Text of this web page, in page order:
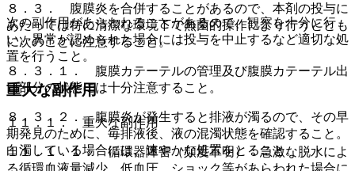
８．３． 腹膜炎を合併することがあるので、本剤の投与に
あたっては特に清潔な環境下で無菌的操作により行うととも
に次のことに注意すること。
８．３．１． 腹膜カテーテルの管理及び腹膜カテーテル出
口部分の状態には十分注意すること。
８．３．２． 腹膜炎が発生すると排液が濁るので、その早
期発見のために、毎排液後、液の混濁状態を確認すること。
白濁している場合には、速やかな処置をとること。
次の副作用があらわれることがあるので、観察を十分に行
い、異常が認められた場合には投与を中止するなど適切な処
置を行うこと。
重大な副作用
１１．１． 重大な副作用
１１．１．１． 循環器障害（頻度不明）：急激な脱水によ